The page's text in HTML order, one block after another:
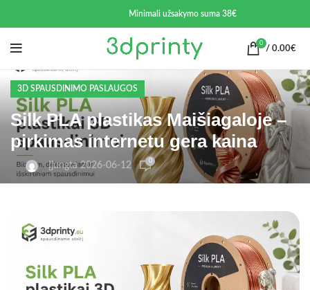
Minimali užsakymo suma 38€
0
/ 0.00€
3D SPAUSDINIMO PASLAUGOS
Silk PLA plastikas Maišiagaloje –
pirkimas internetu gera kaina
Įjungta 2026-06-12 0